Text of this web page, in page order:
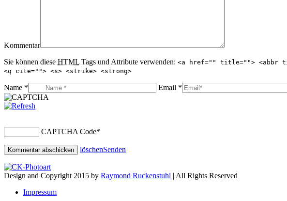
Kommentar
Sie können diese HTML Tags und Attribute verwenden: <a href="" title=""> <abbr
<q cite=""> <s> <strike> <strong>
Name * Email *
CAPTCHA Code*
löschenSenden
Design and Copyright 2015 by Raymond Ruckenstuhl | All Rights Reserved
Impressum